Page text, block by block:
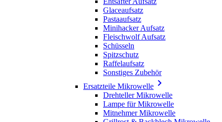
Glaceaufsatz
Pastaaufsatz
Minihacker Aufsatz
Fleischwolf Aufsatz
Schüsseln
Spitzschutz
Raffelaufsatz
Sonstiges Zubehör
Ersatzteile Mikrowelle 
Drehteller Mikrowelle
Lampe für Mikrowelle
Mitnehmer Mikrowelle